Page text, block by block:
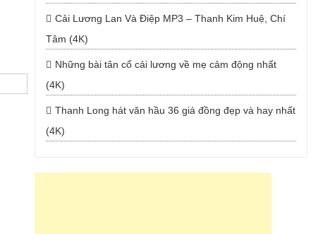
Cải Lương Lan Và Điệp MP3 – Thanh Kim Huệ, Chí
Tâm (4K)
Những bài tân cổ cải lương về mẹ cảm động nhất
(4K)
Thanh Long hát văn hầu 36 giá đồng đẹp và hay nhất
(4K)